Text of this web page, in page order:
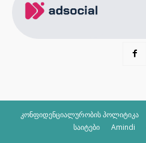
კონფიდენციალურობის პოლიტიკა
საიტები
Amindi